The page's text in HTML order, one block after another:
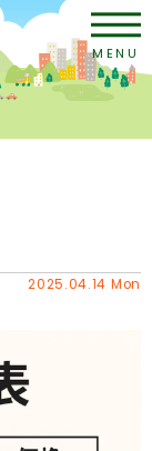
MENU
2025.04.14 Mon